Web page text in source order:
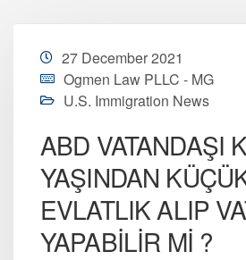
27 December 2021
Ogmen Law PLLC - MG
U.S. Immigration News
ABD VATANDAŞI
YAŞINDAN
EVLATLIK ALIP
YAPABİLİR Mİ ?